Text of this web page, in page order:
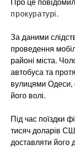
Про це
прокуратурі.
За даними
проведення
районі міста.
автобуса та
вулицями Одеси,
його волі.
Під час поїздки
тисяч доларів
доставляти його